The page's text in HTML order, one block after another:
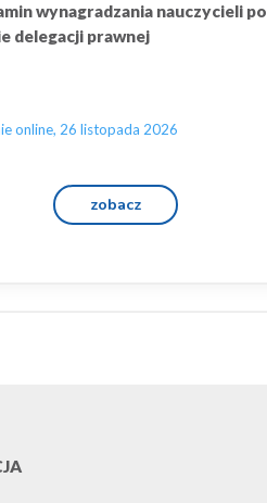
wynagradzania nauczycieli po
delegacji prawnej
online, 26 listopada 2026
zobacz